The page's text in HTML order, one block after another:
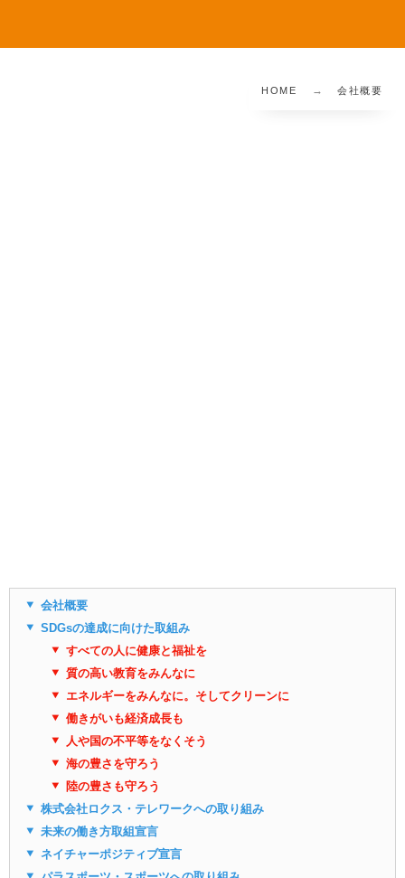
HOME 会社概要
会社概要
SDGsの達成に向けた取組み
すべての人に健康と福祉を
質の高い教育をみんなに
エネルギーをみんなに。そしてクリーンに
働きがいも経済成長も
人や国の不平等をなくそう
海の豊さを守ろう
陸の豊さも守ろう
株式会社ロクス・テレワークへの取り組み
未来の働き方取組宣言
ネイチャーポジティブ宣言